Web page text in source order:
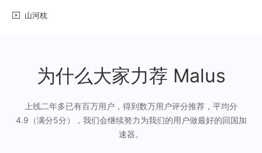
山河枕
为什么大家力荐 Malus
上线二年多已有百万用户，得到数万用户评分推荐，平均分
4.9（满分5分），我们会继续努力为我们的用户做最好的回国加
速器。